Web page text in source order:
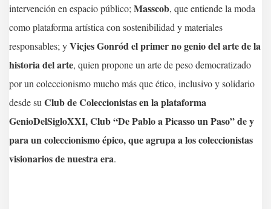
intervención en espacio público; Masscob, que entiende la moda
como plataforma artística con sostenibilidad y materiales
responsables; yVicjes Gonród el primer no genio del arte de la
historia del arte, quien propone un arte de peso democratizado
por un coleccionismo mucho más que ético, inclusivo y solidario
desde su Club de Coleccionistas en la plataforma
GenioDelSigloXXI, Club “De Pablo a Picasso un Paso” de y
para un coleccionismo épico, que agrupa a los coleccionistas
visionarios de nuestra era.